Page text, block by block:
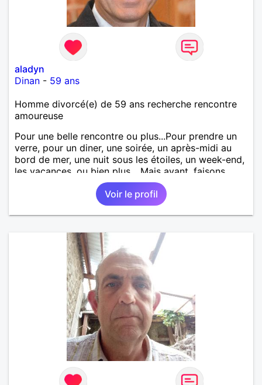
aladyn
Dinan - 59 ans
Homme divorcé(e) de 59 ans recherche rencontre
amoureuse
Pour une belle rencontre ou plus...Pour prendre un
verre, pour un diner, une soirée, un après-midi au
bord de mer, une nuit sous les étoiles, un week-end,
les vacances, ou bien plus... Mais avant, faisons
Voir le profil